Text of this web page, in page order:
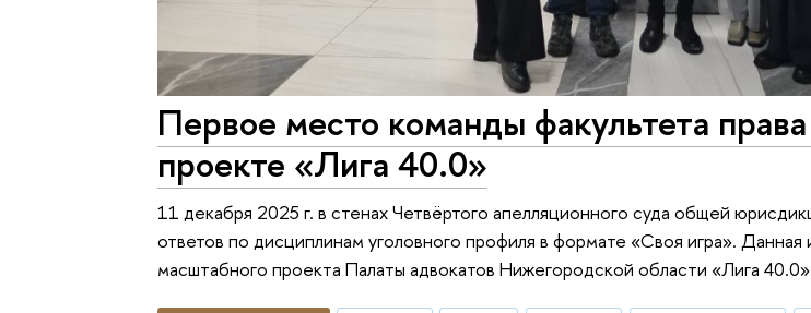
Первое место команды факультета
проекте «Лига 40.0»
11 декабря 2025 г. в стенах Четвёртого апелляционного суда общей
ответов по дисциплинам уголовного профиля в формате «Своя игра». Данная
масштабного проекта Палаты адвокатов Нижегородской области «Лига